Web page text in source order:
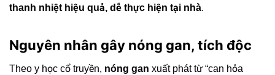
thanh nhiệt hiệu quả, dễ thực hiện tại nhà.
Nguyên nhân gây nóng gan, tích độc
Theo y học cổ truyền, nóng gan xuất phát từ “can hỏa